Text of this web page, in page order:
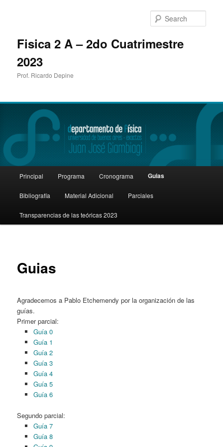
Fisica 2 A – 2do Cuatrimestre
2023
Prof. Ricardo Depine
Skip
to
primary
Principal Programa Cronograma Guias
Bibliografía Material Adicional Parciales
Transparencias de las teóricas 2023
Guias
Agradecemos a Pablo Etchemendy por la organización de las
guías.
Primer parcial:
Guía 0
Guía 1
Guía 2
Guía 3
Guía 4
Guía 5
Guía 6
Segundo parcial:
Guía 7
Guía 8